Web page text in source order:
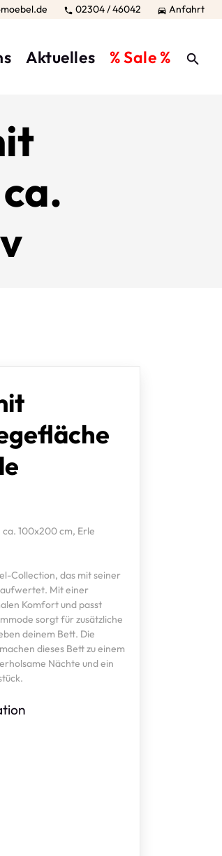
 02304 / 46042  Anfahrt
Aktuelles % Sale %
100x200 cm, Erle
Collection, das mit seiner
aufwertet. Mit einer
Komfort und passt
sorgt für zusätzliche
deinem Bett. Die
dieses Bett zu einem
Nächte und ein